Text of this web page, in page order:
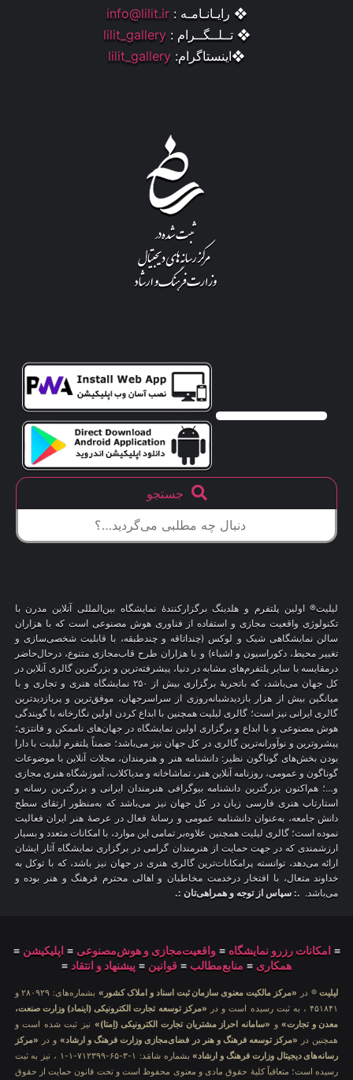
❖ رایـانـامـه : info@lilit.ir
❖ تــلــگــرام : lilit_gallery
❖اینستاگرام: lilit_gallery
جستجو
لیلیت® اولین پلتفرم و هلدینگ برگزارکنندهٔ نمایشگاه بین‌المللی آنلاین مدرن با
تکنولوژی واقعیت مجازی و استفاده از فناوری هوش مصنوعی است که با هزاران
سالن نمایشگاهی شیک و لوکس (چنداتاقه و چندطبقه، با قابلیت شخصی‌سازی و
تغییر محیط، دکوراسیون و اشیاء) و با هزاران طرح قاب‌مجازی متنوع، درحال‌حاضر
درمقایسه با سایر پلتفرم‌های مشابه در دنیا، پیشرفته‌ترین و بزرگترین گالری آنلاین در
کل جهان می‌باشد، که باتجربهٔ برگزاری بیش از ۲۵۰ نمایشگاه هنری و تجاری و با
میانگین بیش از هزار بازدیدشبانه‌روزی از سراسرجهان، موفق‌ترین و پربازدیدترین
گالری ایرانی نیز است؛ گالری لیلیت همچنین با ابداع کردن اولین نگارخانه با گویندگی
هوش مصنوعی و با ابداع و برگزاری اولین نمایشگاه در جهان‌های ناممکن و فانتزی؛
پیشروترین و نوآورانه‌ترین گالری در کل جهان نیز می‌باشد؛ ضمناً پلتفرم لیلیت با دارا
بودن بخش‌های گوناگون نظیر: دانشنامه هنر و هنرمندان، مجلات آنلاین با موضوعات
گوناگون و عمومی، روزنامه آنلاین هنر، تماشاخانه و مدیاکلاب، آموزشگاه هنری مجازی
و…؛ هم‌اکنون بزرگترین دانشنامه بیوگرافی هنرمندان ایرانی و بزرگترین رسانه و
استارتاپ هنری فارسی زبان در کل جهان نیز می‌باشد که به‌منظور ارتقای سطح
دانش جامعه، به‌عنوان دانشنامه عمومی و رسانهٔ فعال در عرصهٔ هنر ایران فعالیت
نموده است؛ گالری لیلیت همچنین علاوه‌بر تمامی این موارد، با امکانات متعدد و بسیار
ارزشمندی که در جهت حمایت از هنرمندان گرامی در برگزاری نمایشگاه آثار ایشان
ارائه می‌دهد، توانسته پرامکانات‌ترین گالری هنری در جهان نیز باشد، که با توکل به
خداوند متعال، با افتخار درخدمت مخاطبان و اهالی محترم فرهنگ و هنر بوده و
می‌باشد. .: سپاس از توجه و همراهی‌تان :.
≡ امکانات رزرو نمایشگاه ≡واقعیت‌مجازی و هوش‌مصنوعی ≡ اپلیکیشن ≡
همکاری ≡ منابع‌مطالب ≡ قوانین ≡ پیشنهاد و انتقاد ≡
لیلیت® در «مرکز مالکیت معنوی سازمان ثبت اسناد و املاک کشور»
بشماره‌های: ۲۸۰۹۲۹ و
۴۵۱۸۴۱ ، به ثبت رسیده است و در
«مرکز توسعه تجارت الکترونیکی (اینماد) وزارت صنعت،
معدن و تجارت»و «سامانه احراز مشتریان تجارت الکترونیکی (اِمتا)» نیز ثبت شده است و
همچنین در «مرکز توسعه فرهنگ و هنر در فضای‌مجازی وزارت فرهنگ و ارشاد» و در «مرکز
رسانه‌های دیجیتال وزارت فرهنگ و ارشاد»
بشماره شامَد: ۱-۳-۶۵-۷۱۲۳۹۹-۱-۱ ، نیز به ثبت
رسیده است؛ متعاقباً کلیهٔ حقوق مادی و معنوی محفوظ است و تحت قانون حمایت از حقوق